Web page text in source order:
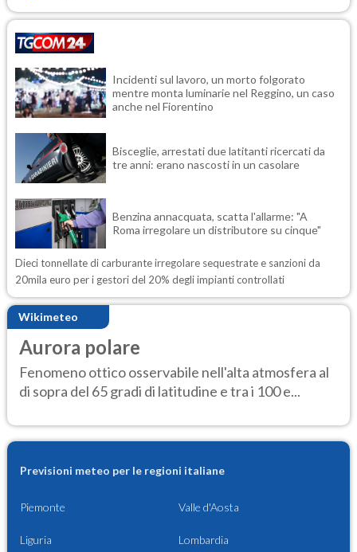
Incidenti sul lavoro, un morto folgorato
mentre monta luminarie nel Reggino, un caso
anche nel Fiorentino
Bisceglie, arrestati due latitanti ricercati da
tre anni: erano nascosti in un casolare
Benzina annacquata, scatta l'allarme: "A
Roma irregolare un distributore su cinque"
Dieci tonnellate di carburante irregolare sequestrate e sanzioni da
20mila euro per i gestori del 20% degli impianti controllati
Wikimeteo
Aurora polare
Fenomeno ottico osservabile nell'alta atmosfera al
di sopra del 65 gradi di latitudine e tra i 100 e...
Previsioni meteo per le regioni italiane
Piemonte Valle d'Aosta
Liguria Lombardia